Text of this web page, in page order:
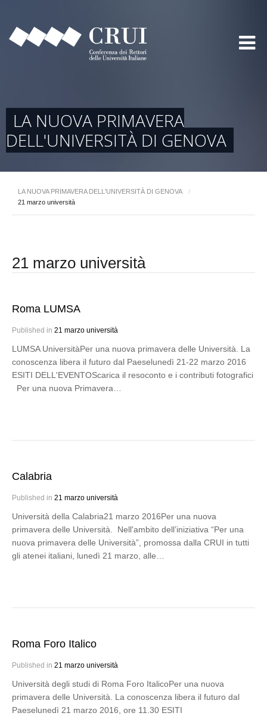
LA NUOVA PRIMAVERA
DELL'UNIVERSITÀ DI GENOVA
LA NUOVA PRIMAVERA DELL'UNIVERSITÀ DI GENOVA
/
21 marzo università
21 marzo università
Roma LUMSA
Published in 21 marzo università
LUMSA UniversitàPer una nuova primavera delle Università. La
conoscenza libera il futuro dal Paeselunedì 21-22 marzo 2016
ESITI DELL'EVENTOScarica il resoconto e i contributi fotografici
Per una nuova Primavera…
Calabria
Published in 21 marzo università
Università della Calabria21 marzo 2016Per una nuova
primavera delle Università. Nell'ambito dell’iniziativa “Per una
nuova primavera delle Università”, promossa dalla CRUI in tutti
gli atenei italiani, lunedì 21 marzo, alle…
Roma Foro Italico
Published in 21 marzo università
Università degli studi di Roma Foro ItalicoPer una nuova
primavera delle Università. La conoscenza libera il futuro dal
Paeselunedì 21 marzo 2016, ore 11.30 ESITI